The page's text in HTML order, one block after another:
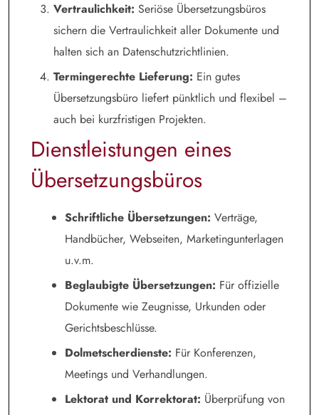
Vertraulichkeit: Seriöse Übersetzungsbüros
sichern die Vertraulichkeit aller Dokumente und
halten sich an Datenschutzrichtlinien.
Termingerechte Lieferung: Ein gutes
Übersetzungsbüro liefert pünktlich und flexibel –
auch bei kurzfristigen Projekten.
Dienstleistungen eines
Übersetzungsbüros
Schriftliche Übersetzungen: Verträge,
Handbücher, Webseiten, Marketingunterlagen
u.v.m.
Beglaubigte Übersetzungen: Für offizielle
Dokumente wie Zeugnisse, Urkunden oder
Gerichtsbeschlüsse.
Dolmetscherdienste: Für Konferenzen,
Meetings und Verhandlungen.
Lektorat und Korrektorat: Überprüfung von